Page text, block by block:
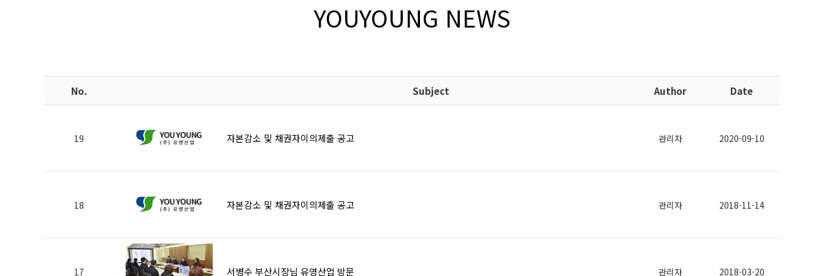
YOUYOUNG NEWS
No. Subject Author Date
19 자본감소 및 채권자이의제출 공고 관리자 2020-09-10
18 자본감소 및 채권자이의제출 공고 관리자 2018-11-14
17 서병수 부산시장님 유영산업 방문 관리자 2018-03-20